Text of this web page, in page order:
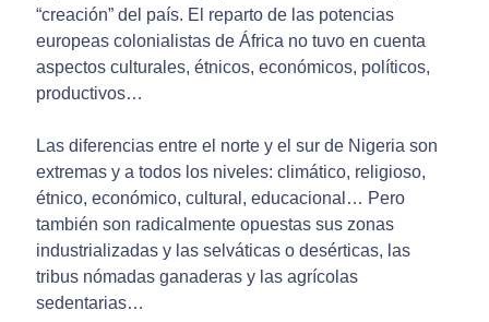
“creación” del país. El reparto de las potencias
europeas colonialistas de África no tuvo en cuenta
aspectos culturales, étnicos, económicos, políticos,
productivos…
Las diferencias entre el norte y el sur de Nigeria son
extremas y a todos los niveles: climático, religioso,
étnico, económico, cultural, educacional… Pero
también son radicalmente opuestas sus zonas
industrializadas y las selváticas o desérticas, las
tribus nómadas ganaderas y las agrícolas
sedentarias…